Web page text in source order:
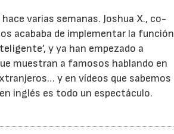
varias semanas. Joshua X., co-
acababa de implementar la función
y ya han empezado a
muestran a famosos hablando en
y en vídeos que sabemos
inglés es todo un espectáculo.